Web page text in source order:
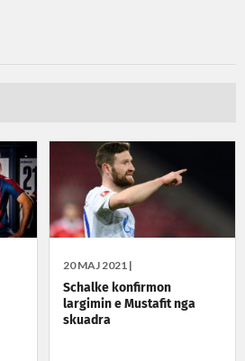
20 MAJ 2021 |
Schalke konfirmon
largimin e Mustafit nga
skuadra